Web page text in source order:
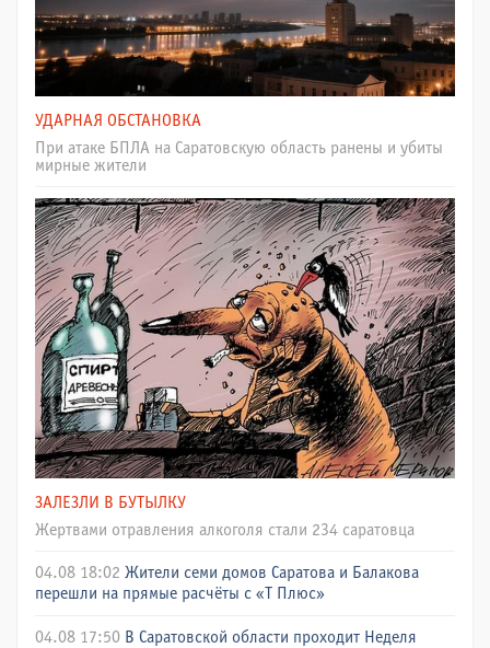
УДАРНАЯ ОБСТАНОВКА
При атаке БПЛА на Саратовскую область ранены и убиты
мирные жители
ЗАЛЕЗЛИ В БУТЫЛКУ
Жертвами отравления алкоголя стали 234 саратовца
04.08 18:02 Жители семи домов Саратова и Балакова
перешли на прямые расчёты с «Т Плюс»
04.08 17:50 В Саратовской области проходит Неделя